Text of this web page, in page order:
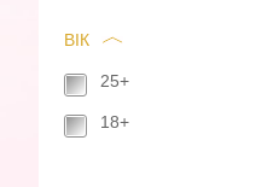
ВІК
25+
18+